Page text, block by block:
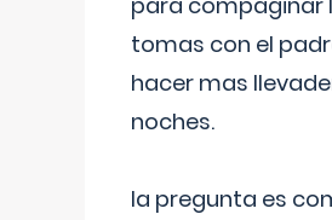
tomas con el
hacer mas
noches.
la pregunta es